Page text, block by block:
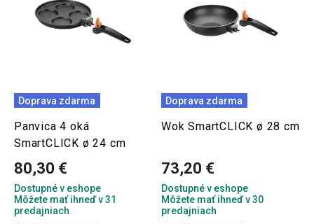
Doprava zdarma
Panvica 4 oká
SmartCLICK ø 24 cm
80,30 €
Dostupné v eshope
Môžete mať ihneď v 31
predajniach
Doprava zdarma
Wok SmartCLICK ø 28 cm
73,20 €
Dostupné v eshope
Môžete mať ihneď v 30
predajniach